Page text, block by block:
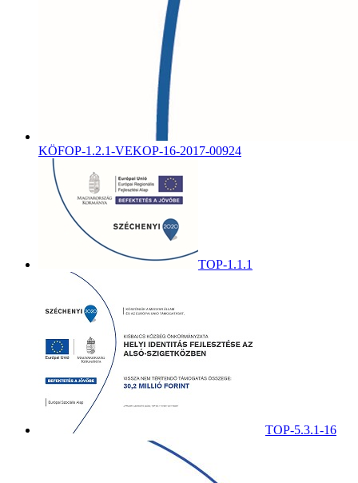
KÖFOP-1.2.1-VEKOP-16-2017-00924
TOP-1.1.1
TOP-5.3.1-16